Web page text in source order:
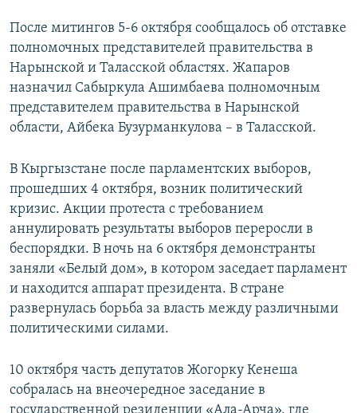
После митингов 5-6 октября сообщалось об отставке
полномочных представителей правительства в
Нарынской и Таласской областях. Жапаров
назначил Сабыркула Ашимбаева полномочным
представителем правительства в Нарынской
области, Айбека Бузурманкулова – в Таласской.
В Кыргызстане после парламентских выборов,
прошедших 4 октября, возник политический
кризис. Акции протеста с требованием
аннулировать результаты выборов переросли в
беспорядки. В ночь на 6 октября демонстранты
заняли «Белый дом», в котором заседает парламент
и находится аппарат президента. В стране
развернулась борьба за власть между различными
политическими силами.
10 октября часть депутатов Жогорку Кенеша
собралась на внеочередное заседание в